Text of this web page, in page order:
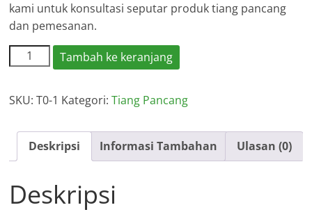
kami untuk konsultasi seputar produk tiang pancang
dan pemesanan.
Kuantitas
Harga
Pancang
Tambah ke keranjang
SKU:T0-1 Kategori:Tiang Pancang
Deskripsi Informasi Tambahan Ulasan (0)
Deskripsi